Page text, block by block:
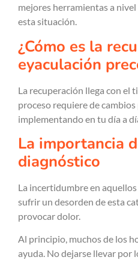
mejores herramientas a
esta situación.
¿Cómo es la
eyaculación
La recuperación llega con el
proceso requiere de
implementando en tu día a
La importancia
diagnóstico
La incertidumbre en
sufrir un desorden de esta
provocar dolor.
Al principio, muchos de los
ayuda. No dejarse llevar por